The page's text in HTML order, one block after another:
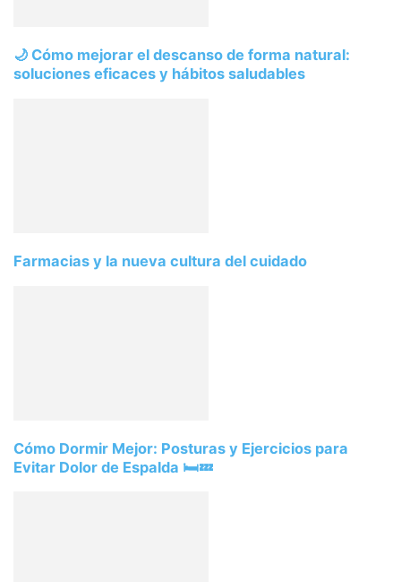
🌙 Cómo mejorar el descanso de forma natural:
soluciones eficaces y hábitos saludables
Farmacias y la nueva cultura del cuidado
Cómo Dormir Mejor: Posturas y Ejercicios para
Evitar Dolor de Espalda 🛏️💤